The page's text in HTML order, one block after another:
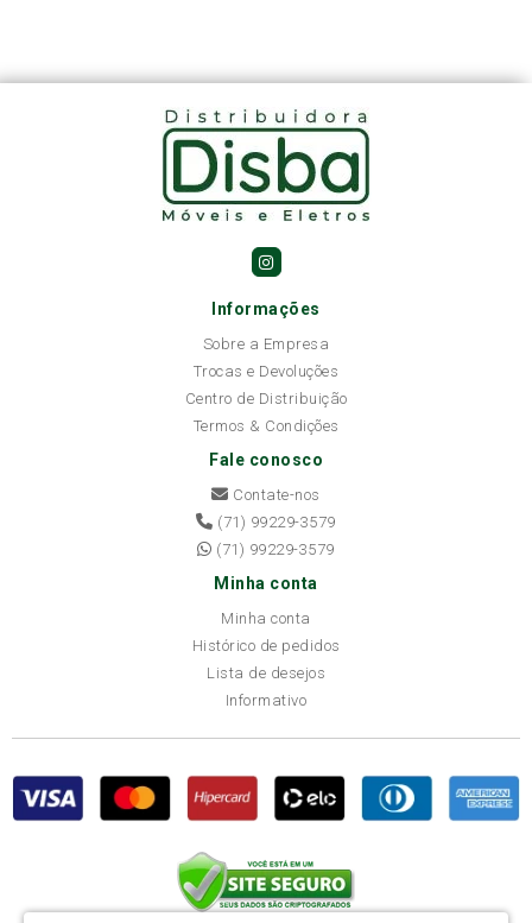
Informações
Sobre a Empresa
Trocas e Devoluções
Centro de Distribuição
Termos & Condições
Fale conosco
Contate-nos
(71) 99229-3579
(71) 99229-3579
Minha conta
Minha conta
Histórico de pedidos
Lista de desejos
Informativo